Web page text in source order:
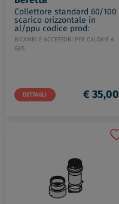
Collettore standard 60/100
scarico orizzontale in
al/ppu codice prod:
20162798
RICAMBI E ACCESSORI PER CALDAIE A
GAS
DETTAGLI € 35,00